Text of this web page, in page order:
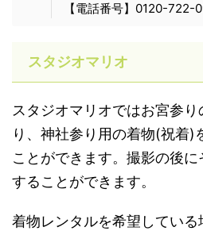
【電話番号】0120-722-
スタジオマリオ
スタジオマリオではお宮参
り、神社参り用の着物(祝着)
ことができます。撮影の後
することができます。
着物レンタルを希望してい